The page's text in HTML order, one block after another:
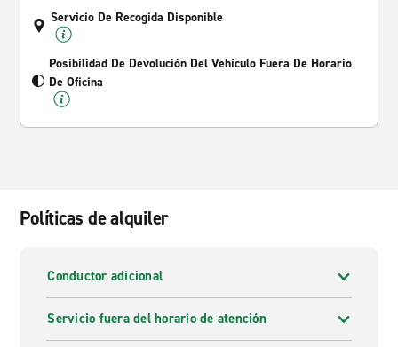
Servicio De Recogida Disponible
Posibilidad De Devolución Del Vehículo Fuera De Horario
De Oficina
Políticas de alquiler
Conductor adicional
Servicio fuera del horario de atención